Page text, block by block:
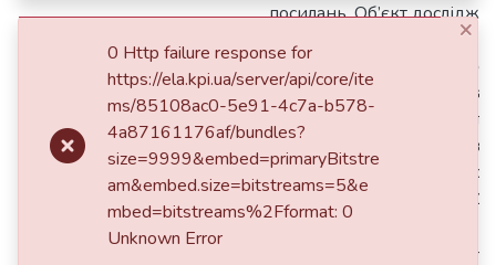
dc.description.abstract
посилань. Об’єкт
напругою 110/10 кВ та її
захист. Предмет
Обладнання, релейний
автоматика підстанції
кВ. Мета дослідження -
розрахунків струмів
замикання на підстанції
розробка рекомендацій
визначення параметрів
×
0 Http failure response for
https://ela.kpi.ua/server/api/core/ite
ms/85108ac0-5e91-4c7a-b578-
4a87161176af/bundles?
size=9999&embed=primaryBitstre
am&embed.size=bitstreams=5&e
mbed=bitstreams%2Fformat: 0
Unknown Error